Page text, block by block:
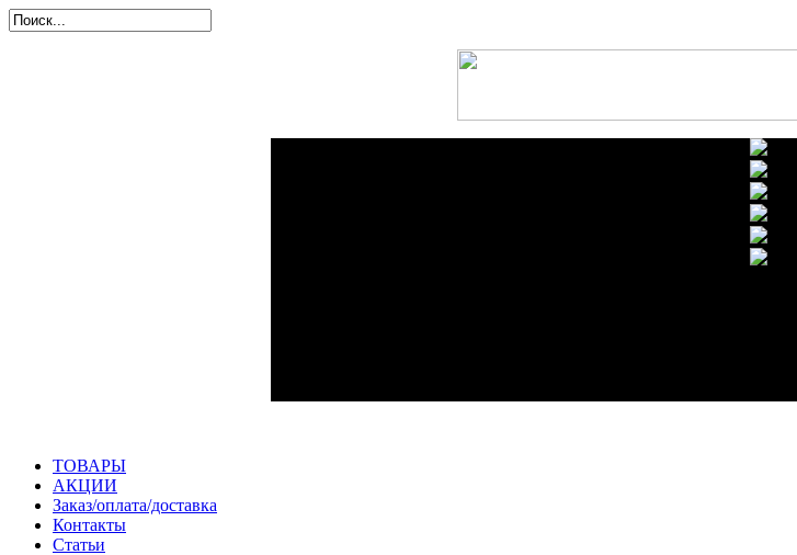
ТОВАРЫ
АКЦИИ
Заказ/оплата/доставка
Контакты
Статьи